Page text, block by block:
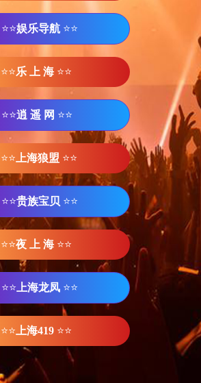
⭐⭐娱乐导航 ⭐⭐
⭐⭐乐 上 海 ⭐⭐
⭐⭐逍 遥 网 ⭐⭐
⭐⭐ 上海狼盟 ⭐⭐
⭐⭐贵族宝贝 ⭐⭐
⭐⭐夜 上 海 ⭐⭐
⭐⭐ 上海龙凤 ⭐⭐
⭐⭐ 上海419 ⭐⭐